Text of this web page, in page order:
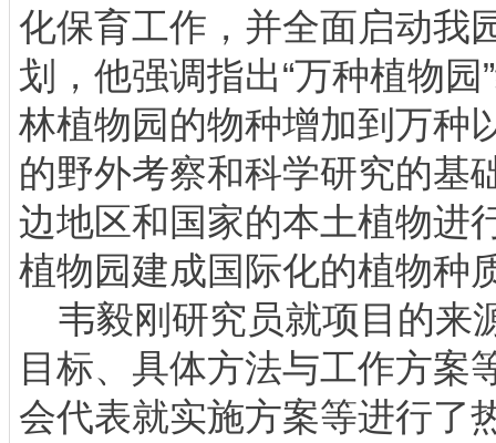
化保育工作，并全面启动我
划，他强调指出“万种植物
林植物园的物种增加到万种
的野外考察和科学研究的基
边地区和国家的本土植物进
植物园建成国际化的植物种
韦毅刚研究员就项目的来
目标、具体方法与工作方案
会代表就实施方案等进行了